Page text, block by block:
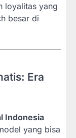
loyalitas yang
besar di
Era
Indonesia
yang bisa